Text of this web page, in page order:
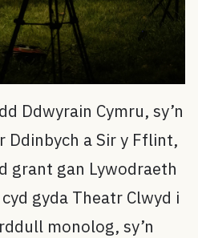
Ddwyrain Cymru, sy’n
Ddinbych a Sir y Fflint,
grant gan Lywodraeth
gyda Theatr Clwyd i
monolog, sy’n